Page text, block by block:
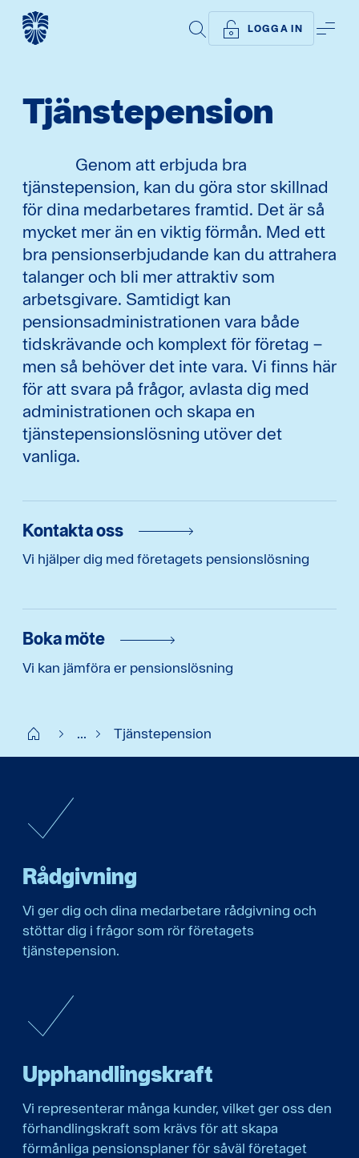
SÖK LOGGA IN
Tjänstepension
Genom att erbjuda bra
tjänstepension, kan du göra stor skillnad
för dina medarbetares framtid. Det är så
mycket mer än en viktig förmån. Med ett
bra pensionserbjudande kan du attrahera
talanger och bli mer attraktiv som
arbetsgivare. Samtidigt kan
pensionsadministrationen vara både
tidskrävande och komplext för företag –
men så behöver det inte vara. Vi finns här
för att svara på frågor, avlasta dig med
administrationen och skapa en
tjänstepensionslösning utöver det
vanliga.
Kontakta oss
Vi hjälper dig med företagets pensionslösning
Boka möte
Vi kan jämföra er pensionslösning
Start ... Tjänstepension
Rådgivning
Vi ger dig och dina medarbetare rådgivning och
stöttar dig i frågor som rör företagets
tjänstepension.
Upphandlingskraft
Vi representerar många kunder, vilket ger oss den
förhandlingskraft som krävs för att skapa
förmånliga pensionsplaner för såväl företaget